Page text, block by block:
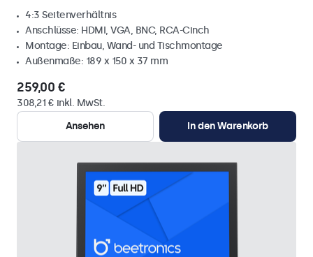
4:3 Seitenverhältnis
Anschlüsse: HDMI, VGA, BNC, RCA-Cinch
Montage: Einbau, Wand- und Tischmontage
Außenmaße: 189 x 150 x 37 mm
259,00 €
308,21 € inkl. MwSt.
Ansehen
In den Warenkorb